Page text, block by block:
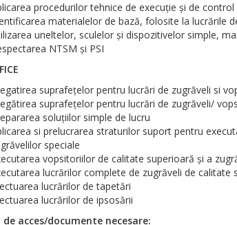
procedurilor tehnice de execuţie şi de control
materialelor de bază, folosite la lucrările
uneltelor, sculelor şi dispozitivelor simple,
NTSM şi PSI
suprafeţelor pentru lucrări de zugrăveli si
suprafeţelor pentru lucrări de zugrăveli/
soluţiilor simple de lucru
si prelucrarea straturilor suport pentru
speciale
vopsitoriilor de calitate superioară şi a
lucrărilor complete de zugrăveli de
lucrărilor de tapetări
lucrărilor de ipsosării
acces/documente necesare: